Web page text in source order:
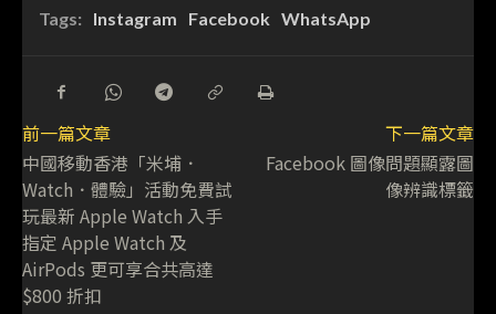
Tags: Instagram Facebook WhatsApp
前一篇文章
中國移動香港「米埔．
Watch．體驗」活動免費試
玩最新 Apple Watch 入手
指定 Apple Watch 及
AirPods 更可享合共高達
$800 折扣
下一篇文章
Facebook 圖像問題顯露圖
像辨識標籤